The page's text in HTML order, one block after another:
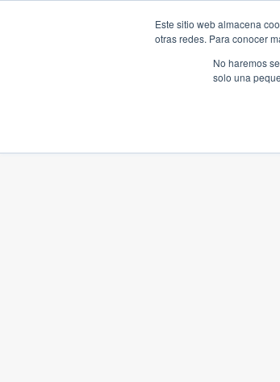
Este sitio web almacena
otras redes. Para conocer
No haremos
solo una